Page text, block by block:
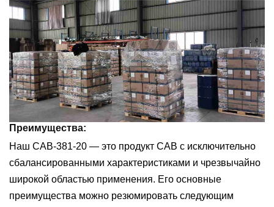
Преимущества:
Наш CAB-381-20 — это продукт CAB с исключительно
сбалансированными характеристиками и чрезвычайно
широкой областью применения. Его основные
преимущества можно резюмировать следующим